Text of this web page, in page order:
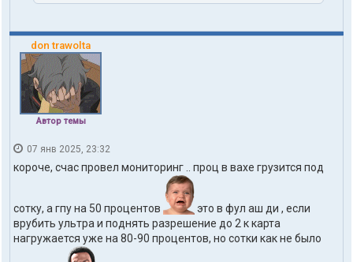
e
don trawolta
Автор темы
07 янв 2025, 23:32
короче, счас провел мониторинг .. проц в вахе грузится под
сотку, а гпу на 50 процентов
это в фул аш ди , если
врубить ультра и поднять разрешение до 2 к карта
нагружается уже на 80-90 процентов, но сотки как не было